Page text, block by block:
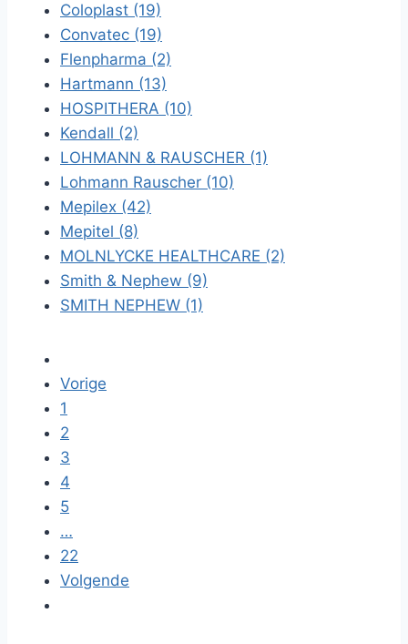
Coloplast (19)
Convatec (19)
Flenpharma (2)
Hartmann (13)
HOSPITHERA (10)
Kendall (2)
LOHMANN & RAUSCHER (1)
Lohmann Rauscher (10)
Mepilex (42)
Mepitel (8)
MOLNLYCKE HEALTHCARE (2)
Smith & Nephew (9)
SMITH NEPHEW (1)
Vorige
1
2
3
4
5
…
22
Volgende